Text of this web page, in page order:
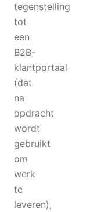
tegenstelling
tot
een
B2B-
klantportaal
(dat
na
opdracht
wordt
gebruikt
om
werk
te
leveren),